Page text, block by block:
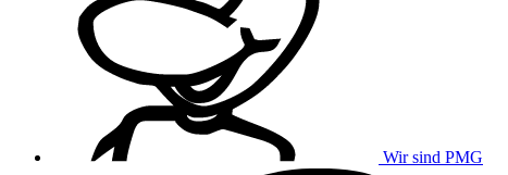
Wir sind PMG